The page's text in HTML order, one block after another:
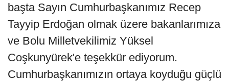
başta Sayın Cumhurbaşkanımız Recep
Tayyip Erdoğan olmak üzere bakanlarımıza
ve Bolu Milletvekilimiz Yüksel
Coşkunyürek'e teşekkür ediyorum.
Cumhurbaşkanımızın ortaya koyduğu güçlü